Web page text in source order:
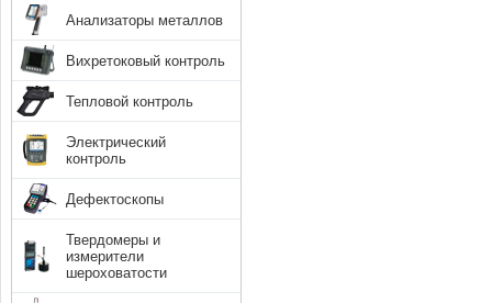
Анализаторы металлов
Вихретоковый контроль
Тепловой контроль
Электрический
контроль
Дефектоскопы
Твердомеры и
измерители
шероховатости